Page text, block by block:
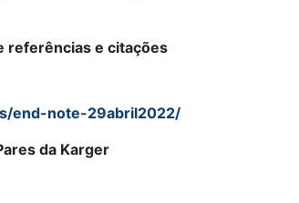
referências e citações
end-note-29abril2022/
da Karger